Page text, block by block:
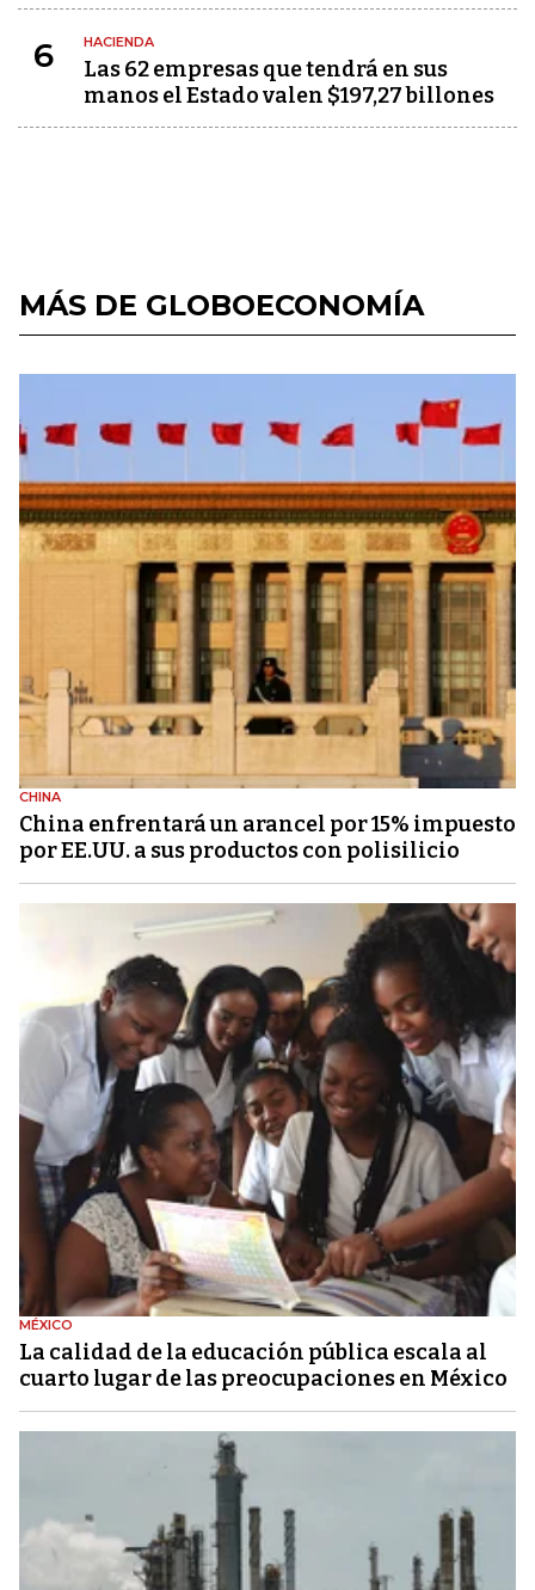
6 HACIENDA
Las 62 empresas que tendrá en sus
manos el Estado valen $197,27 billones
MÁS DE GLOBOECONOMÍA
CHINA
China enfrentará un arancel por 15% impuesto
por EE.UU. a sus productos con polisilicio
MÉXICO
La calidad de la educación pública escala al
cuarto lugar de las preocupaciones en México